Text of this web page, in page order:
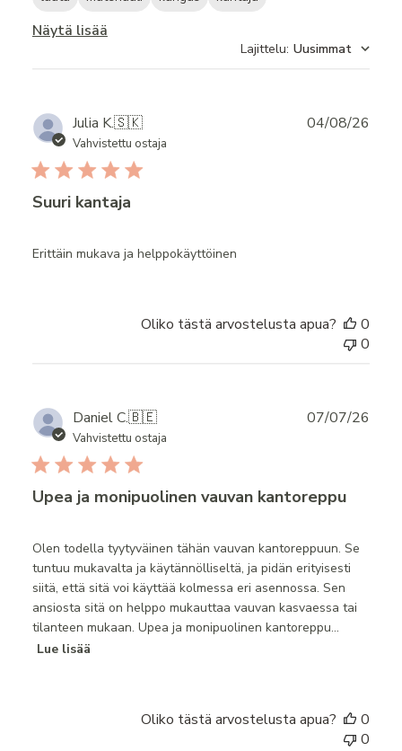
Näytä lisää
Lajittelu: Uusimmat
Julia K.🇸🇰
Vahvistettu ostaja
Suuri kantaja
Erittäin mukava ja helppokäyttöinen
04/08/26
Oliko tästä arvostelusta apua?
0
0
Daniel C.🇧🇪
Vahvistettu ostaja
Upea ja monipuolinen vauvan kantoreppu
Olen todella tyytyväinen tähän vauvan kantoreppuun. Se
tuntuu mukavalta ja käytännölliseltä, ja pidän erityisesti
siitä, että sitä voi käyttää kolmessa eri asennossa. Sen
ansiosta sitä on helppo mukauttaa vauvan kasvaessa tai
tilanteen mukaan. Upea ja monipuolinen kantoreppu...
Lue lisää
07/07/26
Oliko tästä arvostelusta apua?
0
0